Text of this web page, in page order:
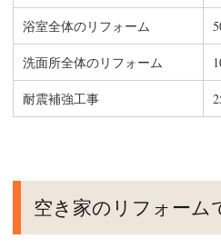
浴室全体のリフォーム
洗面所全体のリフォーム
耐震補強工事
空き家のリフォーム